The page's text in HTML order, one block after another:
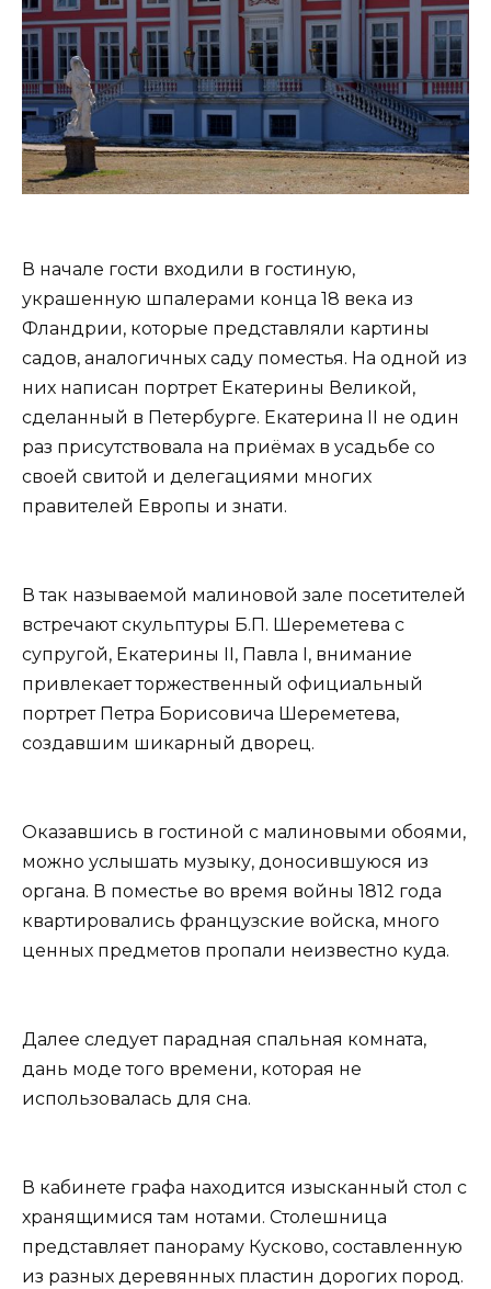
В начале гости входили в гостиную,
украшенную шпалерами конца 18 века из
Фландрии, которые представляли картины
садов, аналогичных саду поместья. На одной из
них написан портрет Екатерины Великой,
сделанный в Петербурге. Екатерина II не один
раз присутствовала на приёмах в усадьбе со
своей свитой и делегациями многих
правителей Европы и знати.
В так называемой малиновой зале посетителей
встречают скульптуры Б.П. Шереметева с
супругой, Екатерины II, Павла I, внимание
привлекает торжественный официальный
портрет Петра Борисовича Шереметева,
создавшим шикарный дворец.
Оказавшись в гостиной с малиновыми обоями,
можно услышать музыку, доносившуюся из
органа. В поместье во время войны 1812 года
квартировались французские войска, много
ценных предметов пропали неизвестно куда.
Далее следует парадная спальная комната,
дань моде того времени, которая не
использовалась для сна.
В кабинете графа находится изысканный стол с
хранящимися там нотами. Столешница
представляет панораму Кусково, составленную
из разных деревянных пластин дорогих пород.